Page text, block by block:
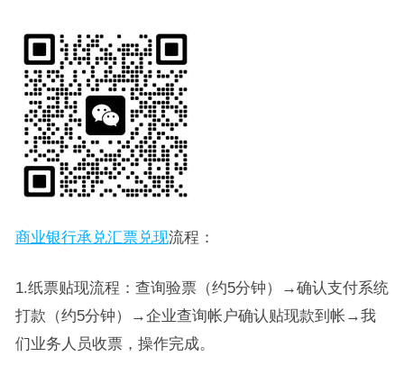
商业银行承兑汇票兑现流程：
1.纸票贴现流程：查询验票（约5分钟）→确认支付系统
打款（约5分钟）→企业查询帐户确认贴现款到帐→我
们业务人员收票，操作完成。